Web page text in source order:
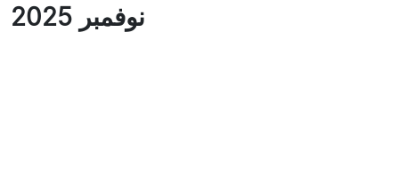
نوفمبر 2025